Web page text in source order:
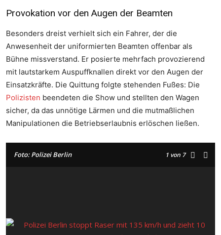
Provokation vor den Augen der Beamten
Besonders dreist verhielt sich ein Fahrer, der die
Anwesenheit der uniformierten Beamten offenbar als
Bühne missverstand. Er posierte mehrfach provozierend
mit lautstarkem Auspuffknallen direkt vor den Augen der
Einsatzkräfte. Die Quittung folgte stehenden Fußes: Die
Polizisten beendeten die Show und stellten den Wagen
sicher, da das unnötige Lärmen und die mutmaßlichen
Manipulationen die Betriebserlaubnis erlöschen ließen.
Foto: Polizei Berlin 1 von 7